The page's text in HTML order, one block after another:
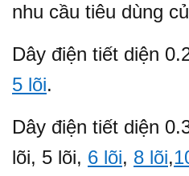
nhu cầu tiêu dùng
Dây điện tiết diện
5 lõi.
Dây điện tiết diện
lõi, 5 lõi, 6 lõi, 8 lõi,